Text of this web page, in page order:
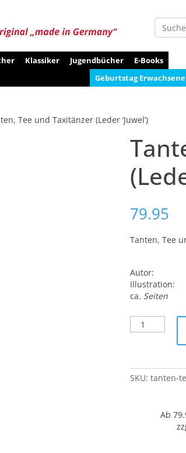
Suche
Klassiker Jugendbücher
E-Books
Geburtstag Erwachsene
Tee und Taxitänzer (Leder ‘Juwel’)
79.95
Tanten, Tee
Autor:
Illustration:
ca. Seiten
Tanten,
Tee
(Leder
'Juwel')
SKU: tanten-
Ab